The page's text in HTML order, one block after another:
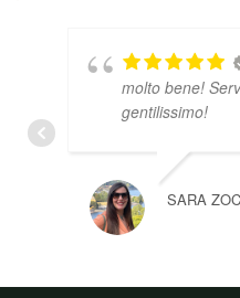
molto bene!
gentilissimo!
SARA